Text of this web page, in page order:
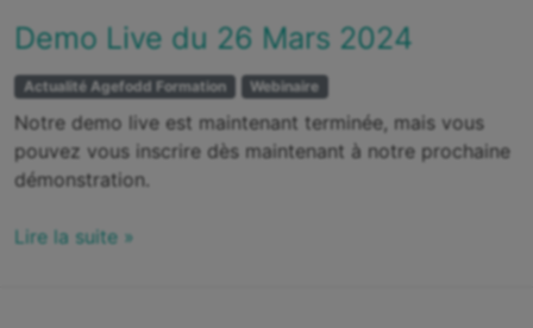
Demo Live du 26 Mars 2024
Actualité Agefodd Formation Webinaire
Notre demo live est maintenant terminée, mais vous
pouvez vous inscrire dès maintenant à notre prochaine
démonstration.
Lire la suite »